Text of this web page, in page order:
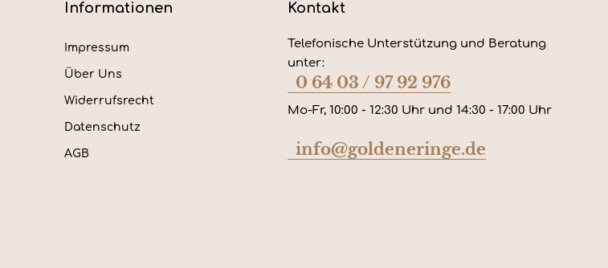
Informationen
Impressum
Über Uns
Widerrufsrecht
Datenschutz
AGB
Kontakt
Telefonische Unterstützung und Beratung
unter:
0 64 03 / 97 92 976
Mo-Fr, 10:00 - 12:30 Uhr und 14:30 - 17:00 Uhr
info@goldeneringe.de